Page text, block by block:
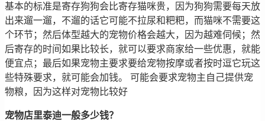
基本的标准是寄存狗狗会比寄存猫咪贵，因为狗狗需要每天放
出来遛一遛，不遛的话它可能不拉尿和粑粑，而猫咪不需要这
个环节；然后体型越大的宠物价格会越大，因为越难伺候；然
后寄存的时间如果比较长，就可以要求商家给一些优惠，就能
便宜点；最后如果宠物主要求要给宠物按摩或者按时逗它玩这
些特殊要求，就可能会加钱。 可能会要求宠物主自己提供宠
物粮，因为这样对宠物比较好
宠物店里泰迪一般多少钱？